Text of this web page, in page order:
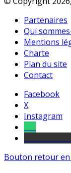
Partenaires
Qui
Mentions
Charte
Plan du site
Contact
Facebook
X
Instagram
Bouton retour